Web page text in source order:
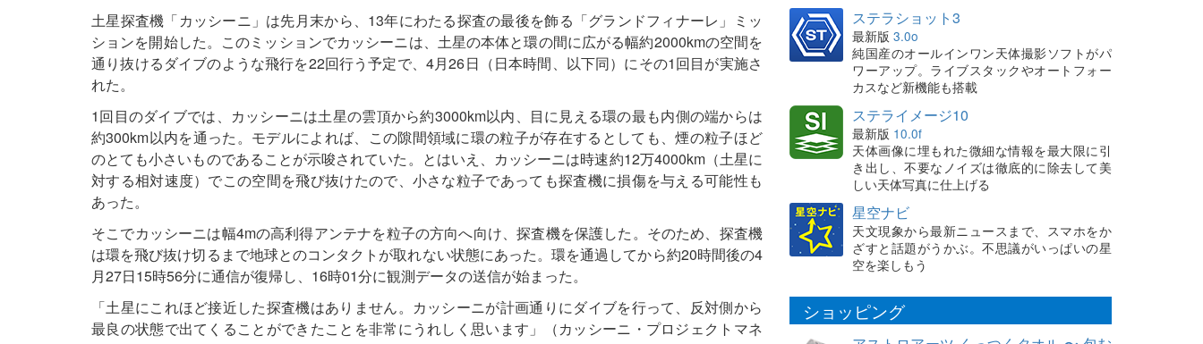
土星探査機「カッシーニ」は先月末から、13年にわたる探査の最後を飾る「グランドフィナーレ」ミッ
ションを開始した。このミッションでカッシーニは、土星の本体と環の間に広がる幅約2000kmの空間を
通り抜けるダイブのような飛行を22回行う予定で、4月26日（日本時間、以下同）にその1回目が実施さ
れた。
1回目のダイブでは、カッシーニは土星の雲頂から約3000km以内、目に見える環の最も内側の端からは
約300km以内を通った。モデルによれば、この隙間領域に環の粒子が存在するとしても、煙の粒子ほど
のとても小さいものであることが示唆されていた。とはいえ、カッシーニは時速約12万4000km（土星に
対する相対速度）でこの空間を飛び抜けたので、小さな粒子であっても探査機に損傷を与える可能性も
あった。
そこでカッシーニは幅4mの高利得アンテナを粒子の方向へ向け、探査機を保護した。そのため、探査機
は環を飛び抜け切るまで地球とのコンタクトが取れない状態にあった。環を通過してから約20時間後の4
月27日15時56分に通信が復帰し、16時01分に観測データの送信が始まった。
「土星にこれほど接近した探査機はありません。カッシーニが計画通りにダイブを行って、反対側から
最良の状態で出てくることができたことを非常にうれしく思います」（カッシーニ・プロジェクトマネ
ステラショット3
最新版 3.0o
純国産のオールインワン天体撮影ソフトがパ
ワーアップ。ライブスタックやオートフォー
カスなど新機能も搭載
ステライメージ10
最新版 10.0f
天体画像に埋もれた微細な情報を最大限に引
き出し、不要なノイズは徹底的に除去して美
しい天体写真に仕上げる
星空ナビ
天文現象から最新ニュースまで、スマホをか
ざすと話題がうかぶ。不思議がいっぱいの星
空を楽しもう
ショッピング